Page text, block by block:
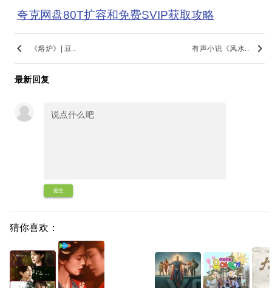
夸克网盘80T扩容和免费SVIP获取攻略
keyboard_arrow_left 《熔炉》| 豆.. 有声小说《风水.. keyboard_arrow_right
最新回复
提交
猜你喜欢：